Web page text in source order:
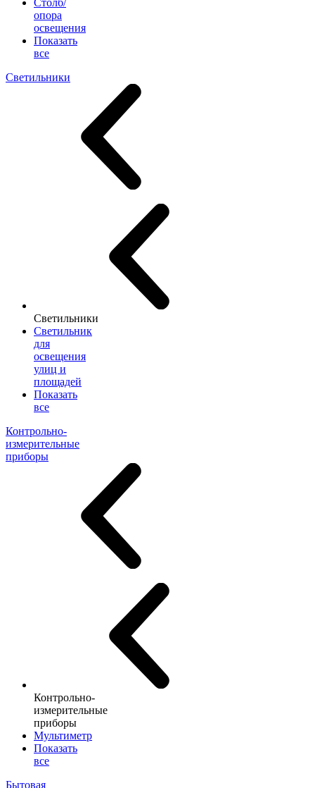
Столб/
опора
освещения
Показать
все
Светильники
Светильники
Светильник
для
освещения
улиц и
площадей
Показать
все
Контрольно-
измерительные
приборы
Контрольно-
измерительные
приборы
Мультиметр
Показать
все
Бытовая